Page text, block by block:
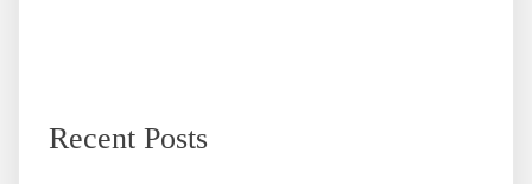
Recent Posts